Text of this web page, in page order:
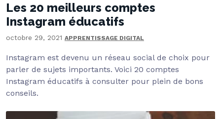
Les 20 meilleurs comptes
Instagram éducatifs
octobre 29, 2021 APPRENTISSAGE DIGITAL
Instagram est devenu un réseau social de choix pour
parler de sujets importants. Voici 20 comptes
Instagram éducatifs à consulter pour plein de bons
conseils.